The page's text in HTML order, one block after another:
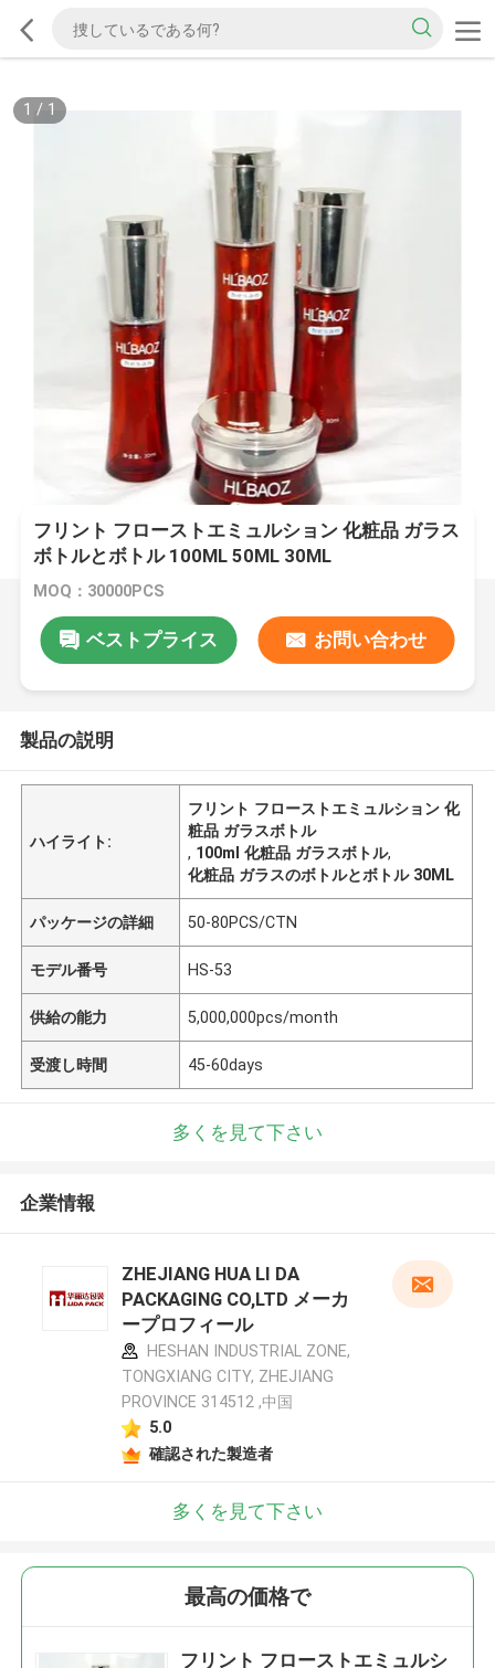
1 / 1
フリント フローストエミュルション 化粧品 ガラス
ボトルとボトル 100ML 50ML 30ML
MOQ：30000PCS
ベストプライス お問い合わせ
製品の説明
ハイライト:
フリント フローストエミュルション 化
粧品 ガラスボトル
, 100ml 化粧品 ガラスボトル,
化粧品 ガラスのボトルとボトル 30ML
パッケージの詳細 50-80PCS/CTN
モデル番号 HS-53
供給の能力 5,000,000pcs/month
受渡し時間 45-60days
多くを見て下さい
企業情報
ZHEJIANG HUA LI DA
PACKAGING CO,LTD メーカ
ープロフィール
HESHAN INDUSTRIAL ZONE,
TONGXIANG CITY, ZHEJIANG
PROVINCE 314512 ,中国
5.0
確認された製造者
多くを見て下さい
最高の価格で
フリント フローストエミュルシ